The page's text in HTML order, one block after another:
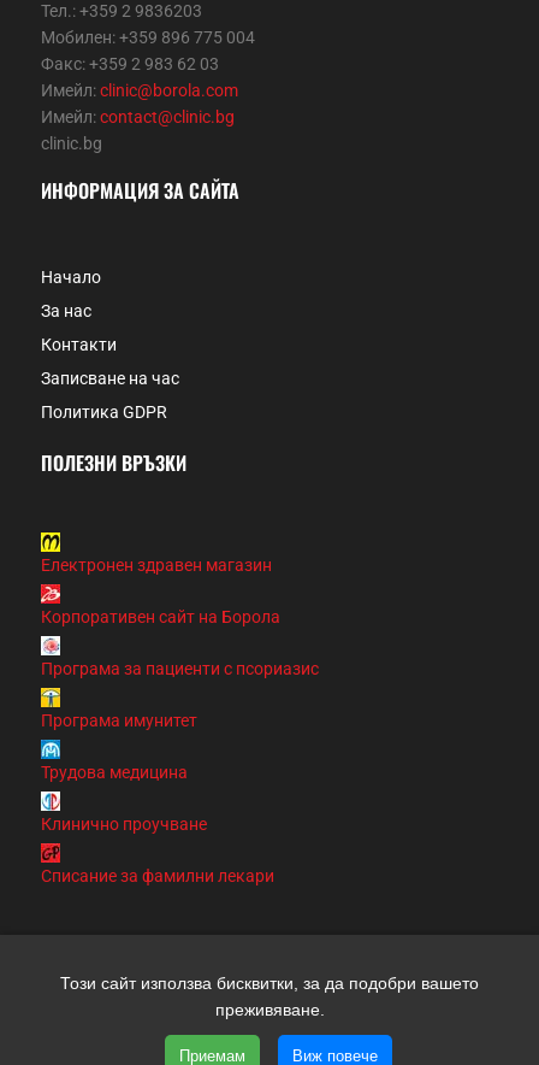
Тел.: +359 2 9836203
Мобилен: +359 896 775 004
Факс: +359 2 983 62 03
Имейл:clinic@borola.com
Имейл:contact@clinic.bg
clinic.bg
ИНФОРМАЦИЯ ЗА САЙТА
Начало
За нас
Контакти
Записване на час
Политика GDPR
ПОЛЕЗНИ ВРЪЗКИ
Електронен здравен магазин
Корпоративен сайт на Борола
Програма за пациенти с псориазис
Програма имунитет
Трудова медицина
Клинично проучване
Списание за фамилни лекари
Copyright 2026 clinic.bg | Всички права запазени | Уеб
Този сайт използва бисквитки, за да подобри вашето
преживяване.
Приемам Виж повече